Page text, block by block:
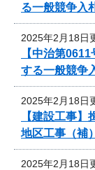
る一般競争入
2025年2月18日
【中治第
する一般競争
2025年2月18日
【建設工事
地区工事（補
2025年2月18日